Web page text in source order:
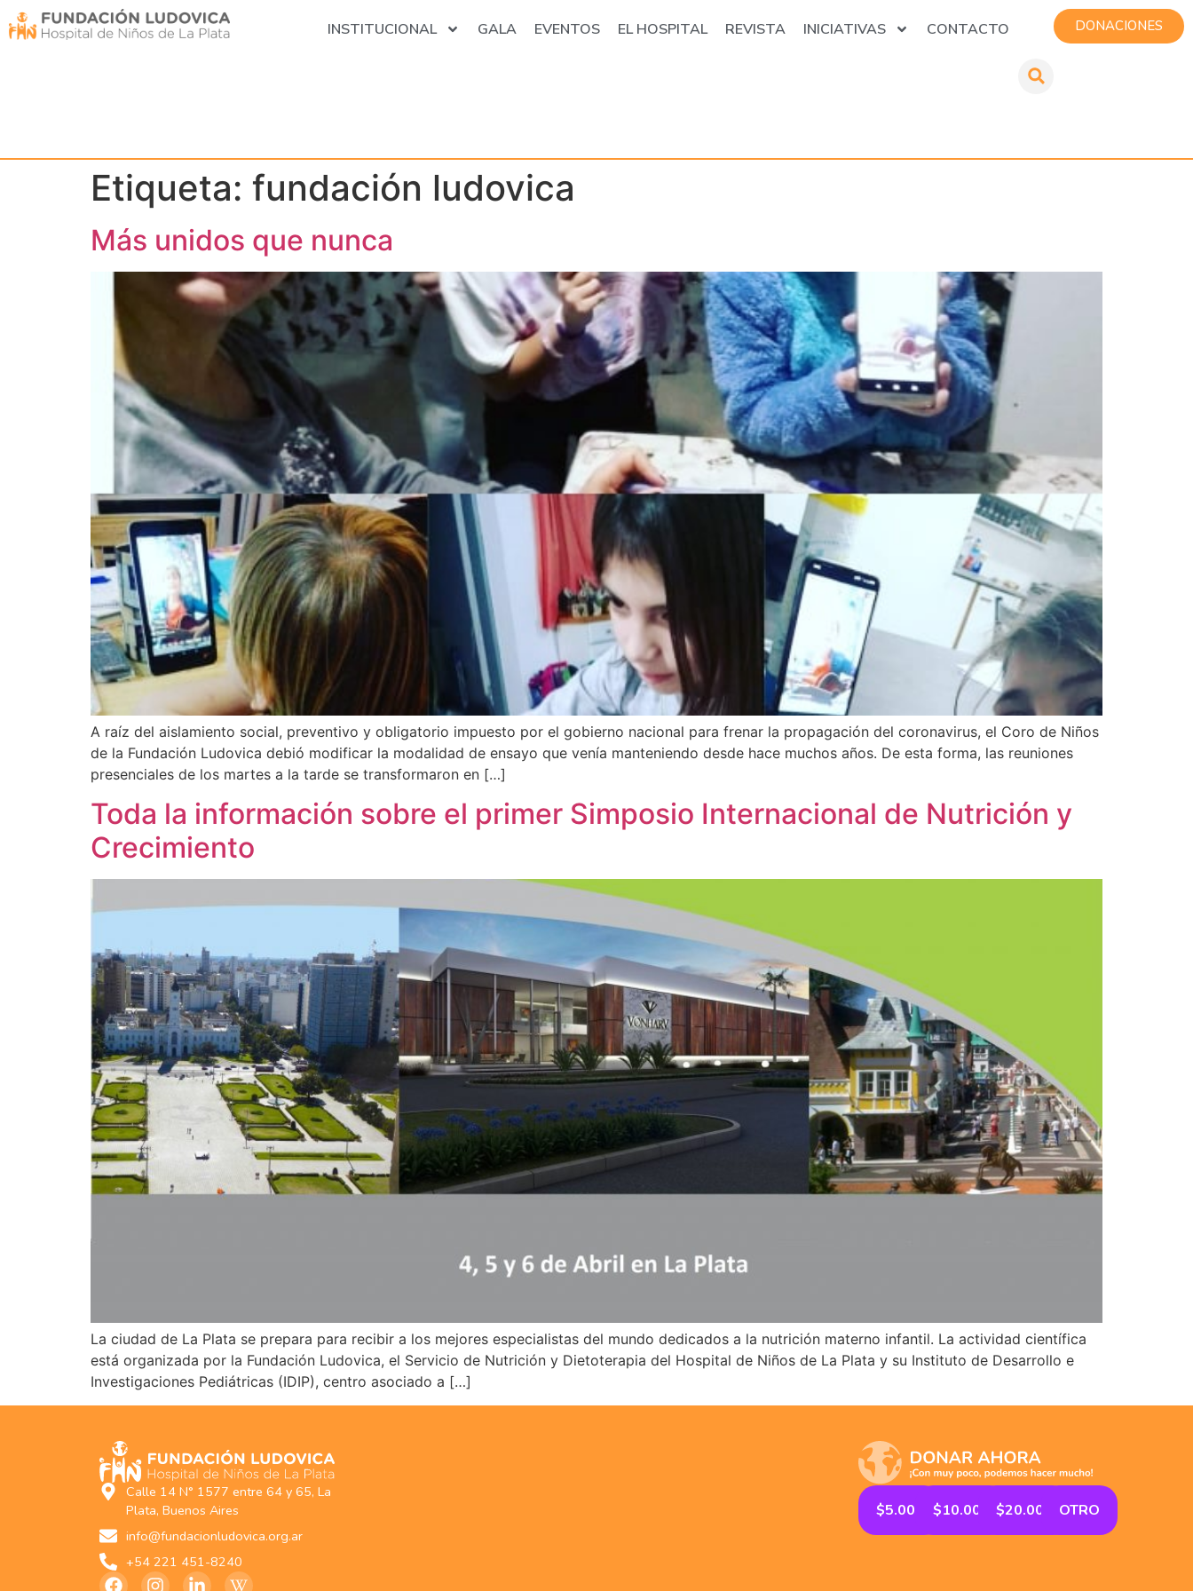
DONACIONES
INSTITUCIONAL GALA EVENTOS EL HOSPITAL REVISTA INICIATIVAS CONTACTO
Etiqueta: fundación ludovica
Más unidos que nunca
A raíz del aislamiento social, preventivo y obligatorio impuesto por el gobierno nacional para frenar la propagación del coronavirus, el Coro de Niños
de la Fundación Ludovica debió modificar la modalidad de ensayo que venía manteniendo desde hace muchos años. De esta forma, las reuniones
presenciales de los martes a la tarde se transformaron en […]
Toda la información sobre el primer Simposio Internacional de Nutrición y
Crecimiento
La ciudad de La Plata se prepara para recibir a los mejores especialistas del mundo dedicados a la nutrición materno infantil. La actividad científica
está organizada por la Fundación Ludovica, el Servicio de Nutrición y Dietoterapia del Hospital de Niños de La Plata y su Instituto de Desarrollo e
Investigaciones Pediátricas (IDIP), centro asociado a […]
Calle 14 N° 1577 entre 64 y 65, La
Plata, Buenos Aires
info@fundacionludovica.org.ar
+54 221 451-8240
$5.000 $10.000 $20.000 OTRO